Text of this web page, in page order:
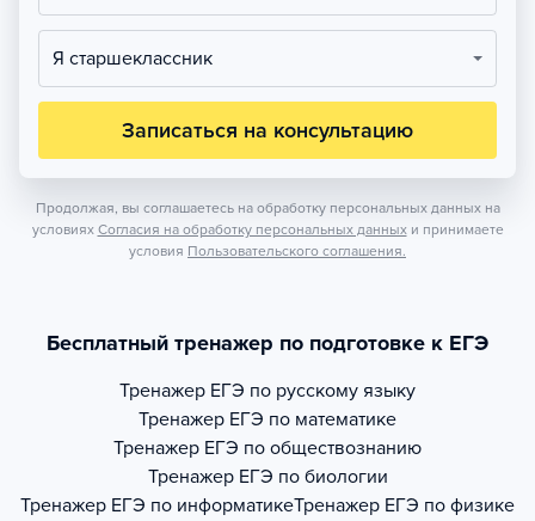
Я старшеклассник
Записаться на консультацию
Продолжая, вы соглашаетесь на обработку персональных данных на
условиях Согласия на обработку персональных данных и принимаете
условия Пользовательского соглашения.
Бесплатный тренажер по подготовке к ЕГЭ
Тренажер ЕГЭ по русскому языку
Тренажер ЕГЭ по математике
Тренажер ЕГЭ по обществознанию
Тренажер ЕГЭ по биологии
Тренажер ЕГЭ по информатикеТренажер ЕГЭ по физике